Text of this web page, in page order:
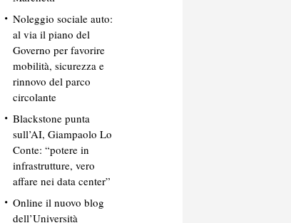
Noleggio sociale auto:
al via il piano del
Governo per favorire
mobilità, sicurezza e
rinnovo del parco
circolante
Blackstone punta
sull’AI, Giampaolo Lo
Conte: “potere in
infrastrutture, vero
affare nei data center”
Online il nuovo blog
dell’Università